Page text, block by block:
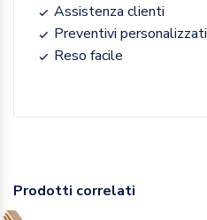
Assistenza clienti
Preventivi personalizzati
Reso facile
Prodotti correlati